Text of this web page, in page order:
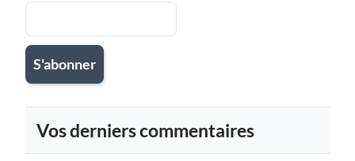
Vos derniers commentaires